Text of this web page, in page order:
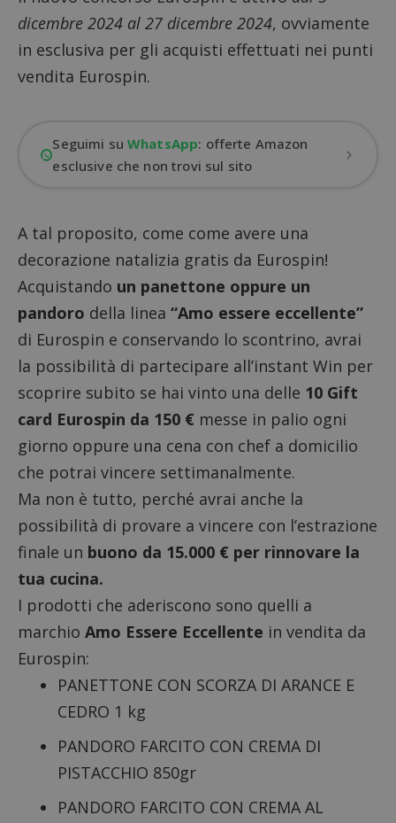
dicembre 2024 al 27 dicembre 2024, ovviamente
in esclusiva per gli acquisti effettuati nei punti
vendita Eurospin.
Seguimi suWhatsApp: offerte Amazon
esclusive che non trovi sul sito
A tal proposito, come come avere una
decorazione natalizia gratis da Eurospin!
Acquistando un panettone oppure un
pandoro della linea “Amo essere eccellente”
di Eurospin e conservando lo scontrino, avrai
la possibilità di partecipare all’instant Win per
scoprire subito se hai vinto una delle 10 Gift
card Eurospin da 150 € messe in palio ogni
giorno oppure una cena con chef a domicilio
che potrai vincere settimanalmente.
Ma non è tutto, perché avrai anche la
possibilità di provare a vincere con l’estrazione
finale un buono da 15.000 € per rinnovare la
tua cucina.
I prodotti che aderiscono sono quelli a
marchio Amo Essere Eccellente in vendita da
Eurospin:
PANETTONE CON SCORZA DI ARANCE E
CEDRO 1 kg
PANDORO FARCITO CON CREMA DI
PISTACCHIO 850gr
PANDORO FARCITO CON CREMA AL